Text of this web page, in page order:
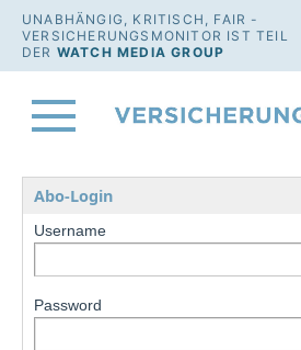
UNABHÄNGIG, KRITISCH, FAIR -
VERSICHERUNGSMONITOR IST TEIL
DER WATCH MEDIA GROUP
Abo-Login
Username
Password